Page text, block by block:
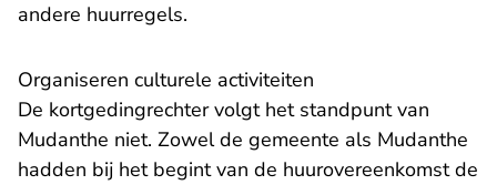
andere huurregels.
Organiseren culturele activiteiten
De kortgedingrechter volgt het standpunt van
Mudanthe niet. Zowel de gemeente als Mudanthe
hadden bij het begint van de huurovereenkomst de